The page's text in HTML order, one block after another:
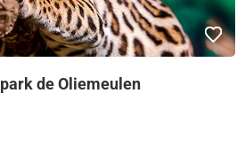
de Oliemeulen